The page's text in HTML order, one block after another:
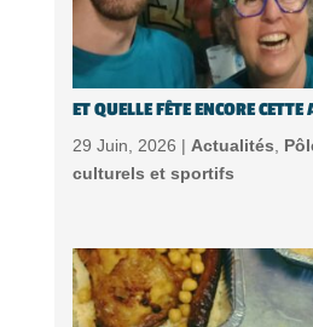
ET QUELLE FÊTE ENCORE
29 Juin, 2026 | Actualités
culturels et sportifs